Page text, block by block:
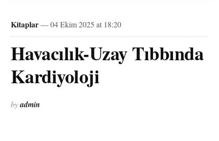
Kitaplar— 04 Ekim 2025 at 18:20
Havacılık-Uzay Tıbbında
Kardiyoloji
byadmin